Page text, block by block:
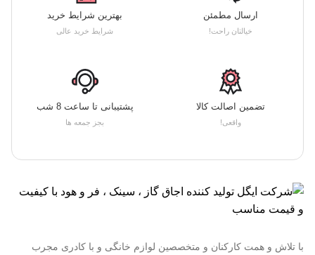
ارسال مطمئن
خیالتان راحت!
بهترین شرایط خرید
شرایط خرید عالی
تضمین اصالت کالا
واقعی!
پشتیبانی تا ساعت 8 شب
بجز جمعه ها
با تلاش و همت کارکنان و متخصصین لوازم خانگی و با کادری مجرب